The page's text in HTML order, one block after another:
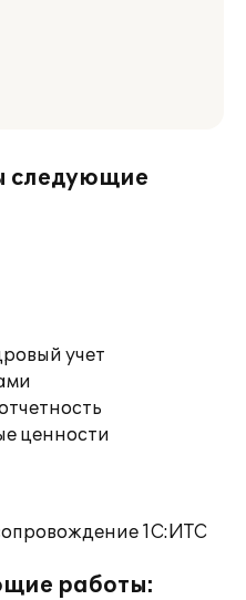
следующие
учет
ценности
1С:ИТС
работы: